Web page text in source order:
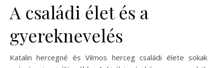
A családi élet és a
gyereknevelés
Katalin hercegné és Vilmos herceg családi élete sokak